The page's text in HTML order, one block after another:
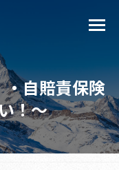
自賠責保険
！～